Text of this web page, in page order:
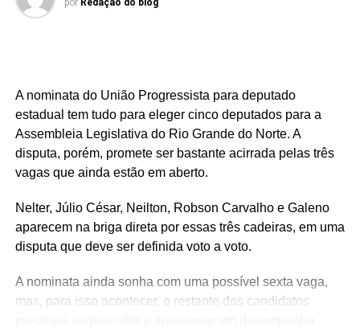
por Redação do blog
A nominata do União Progressista para deputado
estadual tem tudo para eleger cinco deputados para a
Assembleia Legislativa do Rio Grande do Norte. A
disputa, porém, promete ser bastante acirrada pelas três
vagas que ainda estão em aberto.
Nelter, Júlio César, Neilton, Robson Carvalho e Galeno
aparecem na briga direta por essas três cadeiras, em uma
disputa que deve ser definida voto a voto.
A nominata ainda sonha com uma possível sexta vaga,
mas, para isso acontecer, o restante dos candidatos